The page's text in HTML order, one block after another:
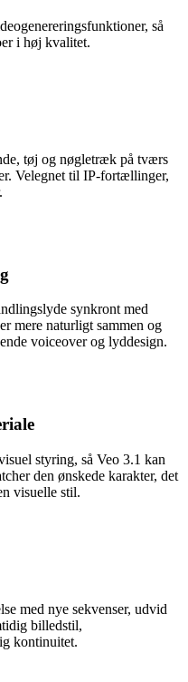
så
i høj kvalitet.
tøj og nøgletræk på tværs
Velegnet til IP-fortællinger,
synkront med
mere naturligt sammen og
voiceover og lyddesign.
styring, så Veo 3.1 kan
den ønskede karakter, det
visuelle stil.
med nye sekvenser, udvid
billedstil,
kontinuitet.